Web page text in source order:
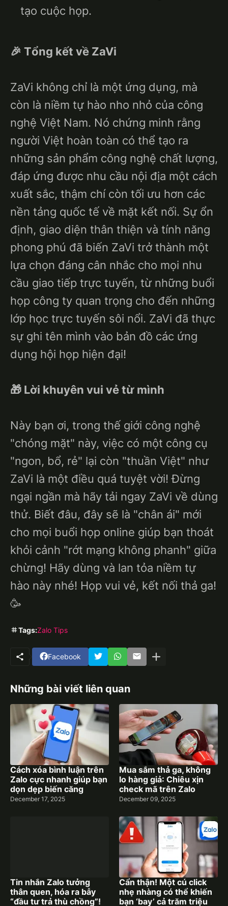
tạo cuộc họp.
🎉 Tổng kết về ZaVi
ZaVi không chỉ là một ứng dụng, mà
còn là niềm tự hào nho nhỏ của công
nghệ Việt Nam. Nó chứng minh rằng
người Việt hoàn toàn có thể tạo ra
những sản phẩm công nghệ chất lượng,
đáp ứng được nhu cầu nội địa một cách
xuất sắc, thậm chí còn tối ưu hơn các
nền tảng quốc tế về mặt kết nối. Sự ổn
định, giao diện thân thiện và tính năng
phong phú đã biến ZaVi trở thành một
lựa chọn đáng cân nhắc cho mọi nhu
cầu giao tiếp trực tuyến, từ những buổi
họp công ty quan trọng cho đến những
lớp học trực tuyến sôi nổi. ZaVi đã thực
sự ghi tên mình vào bản đồ các ứng
dụng hội họp hiện đại!
🎁 Lời khuyên vui vẻ từ mình
Này bạn ơi, trong thế giới công nghệ
"chóng mặt" này, việc có một công cụ
"ngon, bổ, rẻ" lại còn "thuần Việt" như
ZaVi là một điều quá tuyệt vời! Đừng
ngại ngần mà hãy tải ngay ZaVi về dùng
thử. Biết đâu, đây sẽ là "chân ái" mới
cho mọi buổi họp online giúp bạn thoát
khỏi cảnh "rớt mạng không phanh" giữa
chừng! Hãy dùng và lan tỏa niềm tự
hào này nhé! Họp vui vẻ, kết nối thả ga!
🥳
Tags:Zalo Tips
Facebook
Những bài viết liên quan
Cách xóa bình luận trên
Zalo cực nhanh giúp bạn
dọn dẹp biến căng
December 17, 2025
Mua sắm thả ga, không
lo hàng giả: Chiêu xịn
check mã trên Zalo
December 09, 2025
Tin nhắn Zalo tưởng
thân quen, hóa ra bẫy
“đầu tư trả thù chồng”!
Cẩn thận! Một cú click
nhẹ nhàng có thể khiến
bạn ‘bay’ cả trăm triệu